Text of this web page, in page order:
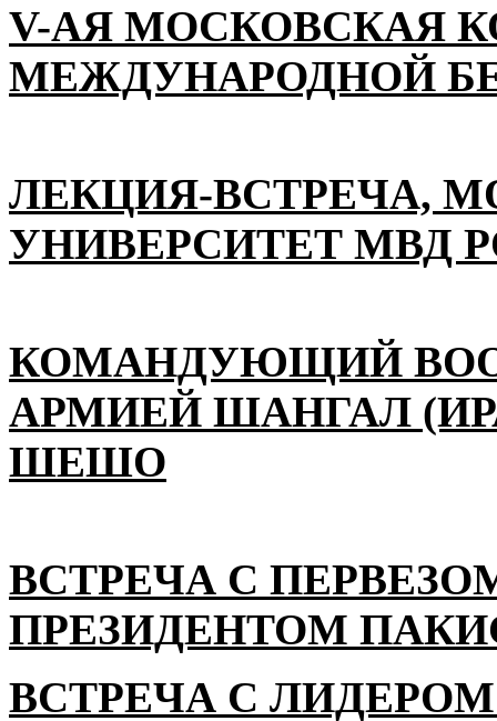
V-АЯ МОСКОВСКАЯ
МЕЖДУНАРОДНОЙ
ЛЕКЦИЯ-ВСТРЕЧА,
УНИВЕРСИТЕТ МВД
КОМАНДУЮЩИЙ
АРМИЕЙ ШАНГАЛ
ШЕШО
ВСТРЕЧА С
ПРЕЗИДЕНТОМ
ВСТРЕЧА С